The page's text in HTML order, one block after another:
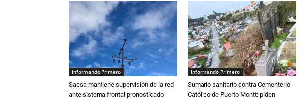
Informando Primero
Saesa mantiene supervisión de la red
ante sistema frontal pronosticado
Informando Primero
Sumario sanitario contra Cementerio
Católico de Puerto Montt: piden